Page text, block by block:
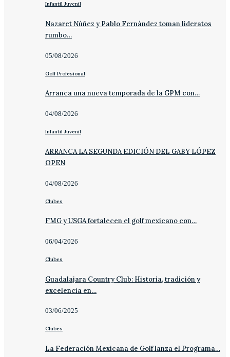
Infantil Juvenil
Nazaret Núñez y Pablo Fernández toman lideratos
rumbo…
05/08/2026
Golf Profesional
Arranca una nueva temporada de la GPM con…
04/08/2026
Infantil Juvenil
ARRANCA LA SEGUNDA EDICIÓN DEL GABY LÓPEZ
OPEN
04/08/2026
Clubes
FMG y USGA fortalecen el golf mexicano con…
06/04/2026
Clubes
Guadalajara Country Club: Historia, tradición y
excelencia en…
03/06/2025
Clubes
La Federación Mexicana de Golf lanza el Programa…